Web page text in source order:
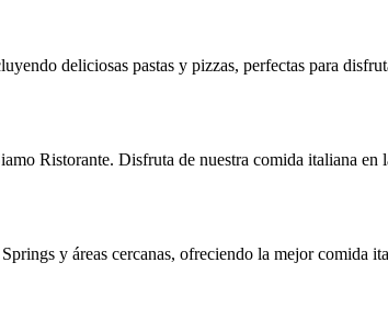
deliciosas pastas y pizzas, perfectas para
Ristorante. Disfruta de nuestra comida italiana
y áreas cercanas, ofreciendo la mejor comida